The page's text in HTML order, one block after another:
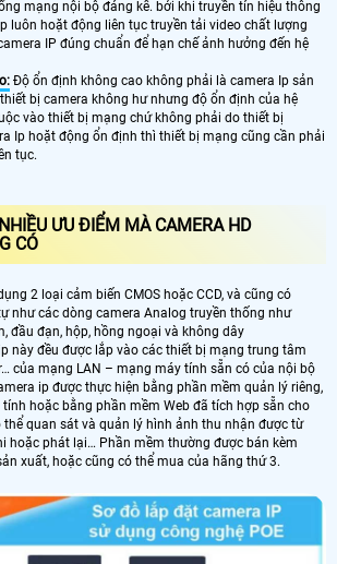
mạng nội bộ đáng kể. bởi khi truyền tín hiệu thông
luôn hoặt động liên tục truyền tải video chất lượng
IP đúng chuẩn để hạn chế ảnh hưởng đến hệ
Độ ổn định không cao không phải là camera Ip sản
bị camera không hư nhưng độ ổn định của hệ
vào thiết bị mạng chứ không phải do thiết bị
Ip hoặt động ổn định thì thiết bị mạng cũng cần phải
tục.
ƯU ĐIỂM MÀ CAMERA HD
CÓ
2 loại cảm biến CMOS hoặc CCD, và cũng có
như các dòng camera Analog truyền thống như
đầu đạn, hộp, hồng ngoại và không dây
này đều được lắp vào các thiết bị mạng trung tâm
của mạng LAN – mạng máy tính sẵn có của nội bộ
ip được thực hiện bằng phần mềm quản lý riêng,
hoặc bằng phần mềm Web đã tích hợp sẵn cho
quan sát và quản lý hình ảnh thu nhận được từ
hoặc phát lại… Phần mềm thường được bán kèm
xuất, hoặc cũng có thể mua của hãng thứ 3.